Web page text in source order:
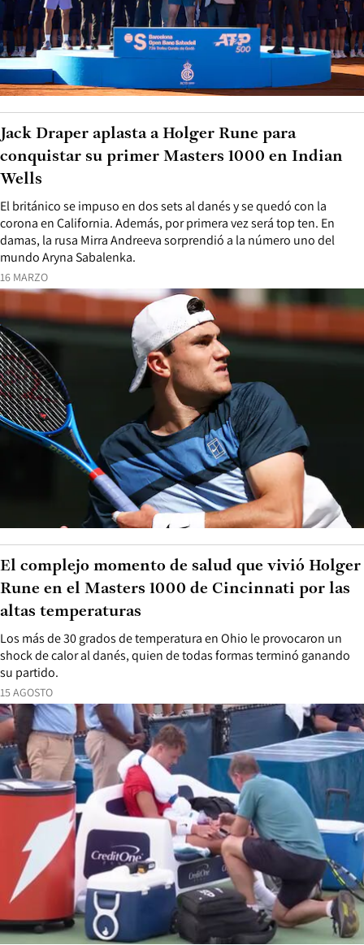
16 MARZO
El británico se impuso en dos sets al danés y se quedó con la
corona en California. Además, por primera vez será top ten. En
damas, la rusa Mirra Andreeva sorprendió a la número uno del
mundo Aryna Sabalenka.
Jack Draper aplasta a Holger Rune para
conquistar su primer Masters 1000 en Indian
Wells
15 AGOSTO
Los más de 30 grados de temperatura en Ohio le provocaron un
shock de calor al danés, quien de todas formas terminó ganando
su partido.
El complejo momento de salud que vivió Holger
Rune en el Masters 1000 de Cincinnati por las
altas temperaturas